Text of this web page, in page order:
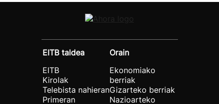
EITB taldea
EITB
Kirolak
Telebista nahieran
Primeran
Orain
Ekonomiako
berriak
Gizarteko berriak
Nazioarteko